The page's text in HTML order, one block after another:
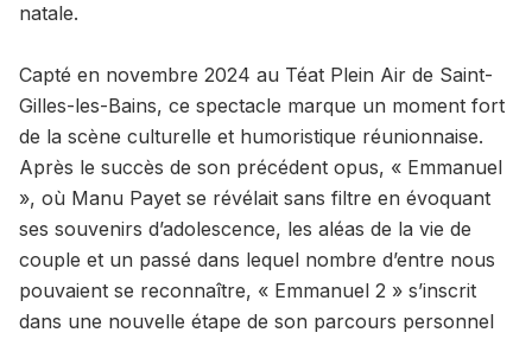
natale.
Capté en novembre 2024 au Téat Plein Air de Saint-
Gilles-les-Bains, ce spectacle marque un moment fort
de la scène culturelle et humoristique réunionnaise.
Après le succès de son précédent opus, « Emmanuel
», où Manu Payet se révélait sans filtre en évoquant
ses souvenirs d’adolescence, les aléas de la vie de
couple et un passé dans lequel nombre d’entre nous
pouvaient se reconnaître, « Emmanuel 2 » s’inscrit
dans une nouvelle étape de son parcours personnel